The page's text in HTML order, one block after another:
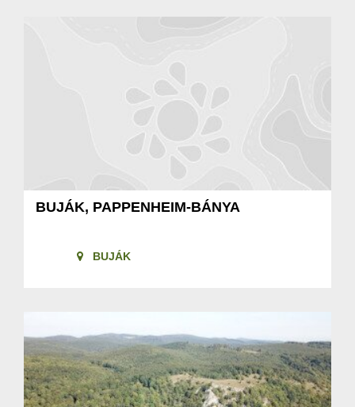
BUJÁK, PAPPENHEIM-BÁNYA
BUJÁK